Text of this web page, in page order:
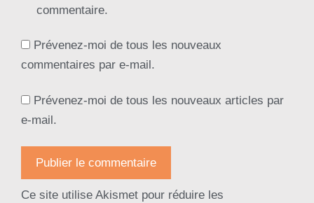
commentaire.
Prévenez-moi de tous les nouveaux
commentaires par e-mail.
Prévenez-moi de tous les nouveaux articles par
e-mail.
Ce site utilise Akismet pour réduire les